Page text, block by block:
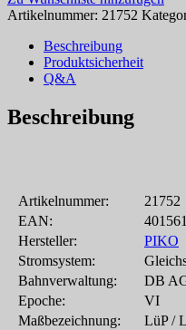
Artikelnummer: 21752
Beschreibung
Produktsicherheit
Q&A
Beschreibung
Artikelnummer:
21752
EAN:
Hersteller:
PIKO
Stromsystem:
Bahnverwaltung:
DB
Epoche:
VI
Maßbezeichnung:
LüP /